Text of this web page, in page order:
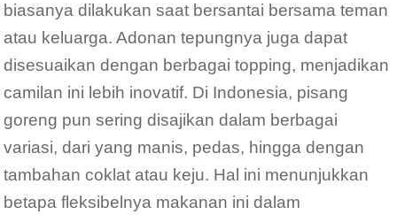
biasanya dilakukan saat bersantai bersama teman
atau keluarga. Adonan tepungnya juga dapat
disesuaikan dengan berbagai topping, menjadikan
camilan ini lebih inovatif. Di Indonesia, pisang
goreng pun sering disajikan dalam berbagai
variasi, dari yang manis, pedas, hingga dengan
tambahan coklat atau keju. Hal ini menunjukkan
betapa fleksibelnya makanan ini dalam